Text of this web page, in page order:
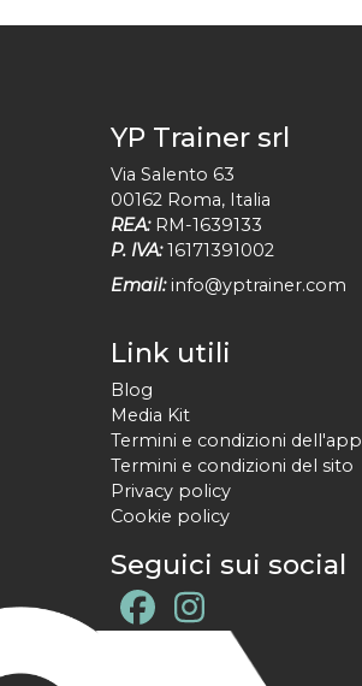
YP Trainer srl
Via Salento 63
00162 Roma, Italia
REA: RM-1639133
P. IVA: 16171391002
Email: info@yptrainer.com
Link utili
Blog
Media Kit
Termini e condizioni dell'app
Termini e condizioni del sito
Privacy policy
Cookie policy
Seguici sui social